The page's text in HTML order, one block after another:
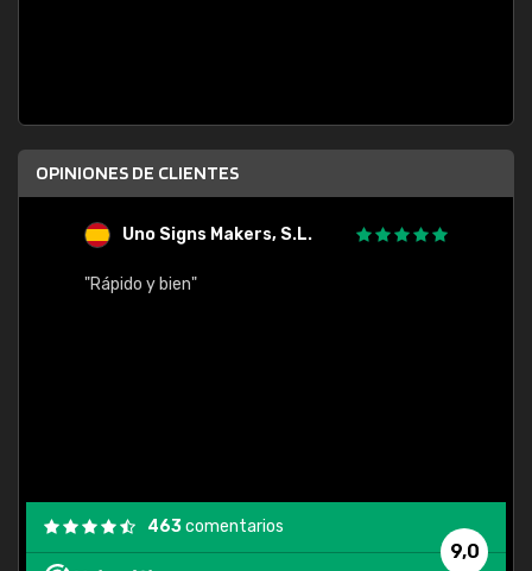
OPINIONES DE CLIENTES
Uno Signs Makers, S.L.
"Rápido y bien"
9,0
463comentarios